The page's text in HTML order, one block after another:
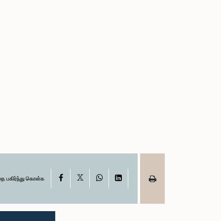
பகிர்ந்து கொள்க Facebook WhatsAppLinkedIn